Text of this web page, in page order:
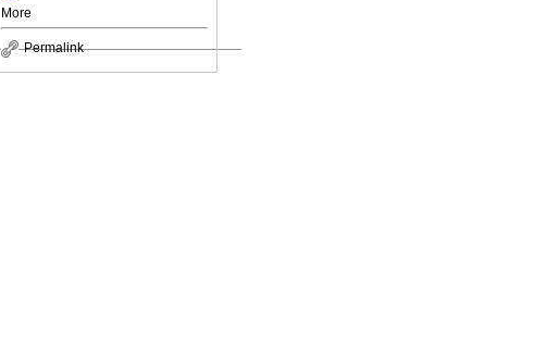
More
Permalink